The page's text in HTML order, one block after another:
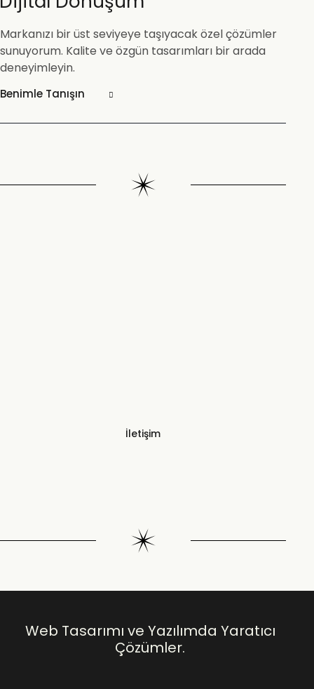
Markanızı bir üst seviyeye taşıyacak özel çözümler
sunuyorum. Kalite ve özgün tasarımları bir arada
deneyimleyin.
Benimle Tanışın
İletişim
Web Tasarımı ve Yazılımda Yaratıcı
Çözümler.